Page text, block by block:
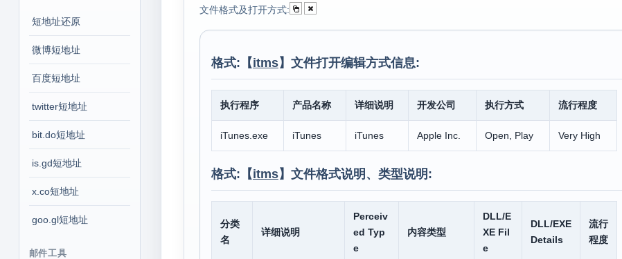
短地址还原
微博短地址
百度短地址
twitter短地址
bit.do短地址
is.gd短地址
x.co短地址
goo.gl短地址
邮件工具
文件格式及打开方式:
格式:【itms】文件打开编辑方式信息:
执行程序 产品名称 详细说明 开发公司 执行方式 流行程度
iTunes.exe iTunes iTunes Apple Inc. Open, Play Very High
格式:【itms】文件格式说明、类型说明:
分类
名
详细说明
Perceiv
ed Typ
e
内容类型
DLL/E
XE Fil
e
DLL/EXE
Details
流行
程度